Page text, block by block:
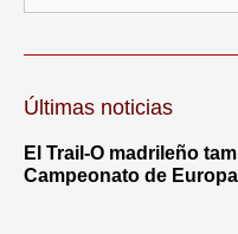
Últimas noticias
El Trail-O madrileño
Campeonato de Europa